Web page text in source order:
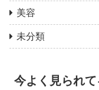
美容
未分類
今よく見られて